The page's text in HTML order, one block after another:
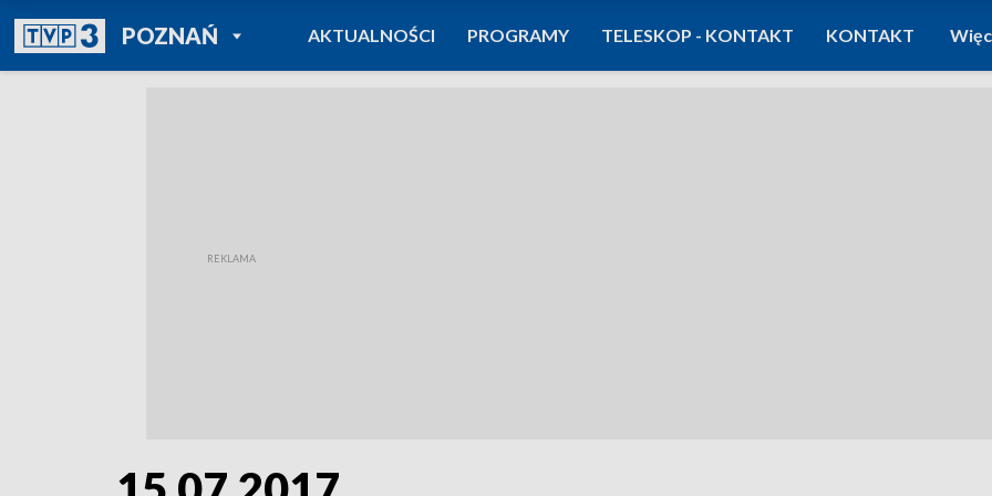
POZNAŃPOWRÓT DO
TVP REGIONY
AKTUALNOŚCI PROGRAMY TELESKOP - KONTAKT KONTAKT